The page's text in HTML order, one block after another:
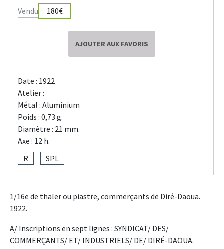
Vendu 180€
AJOUTER AUX FAVORIS
Date : 1922
Atelier :
Métal : Aluminium
Poids : 0,73 g.
Diamètre : 21 mm.
Axe : 12 h.
R
SPL
1/16e de thaler ou piastre, commerçants de Diré-Daoua.
1922.
A/ Inscriptions en sept lignes : SYNDICAT/ DES/
COMMERÇANTS/ ET/ INDUSTRIELS/ DE/ DIRÉ-DAOUA.